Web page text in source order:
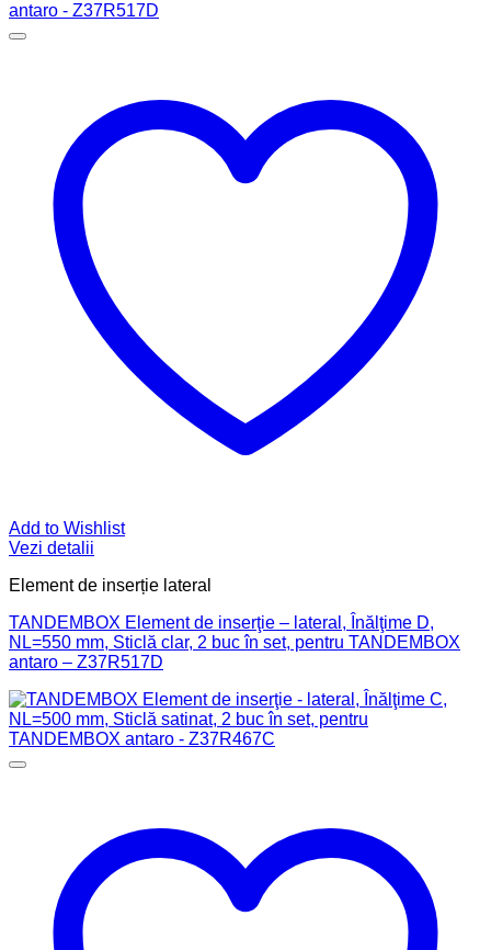
Add to Wishlist
Vezi detalii
Element de inserție lateral
TANDEMBOX Element de inserţie – lateral, Înălţime D,
NL=550 mm, Sticlă clar, 2 buc în set, pentru TANDEMBOX
antaro – Z37R517D